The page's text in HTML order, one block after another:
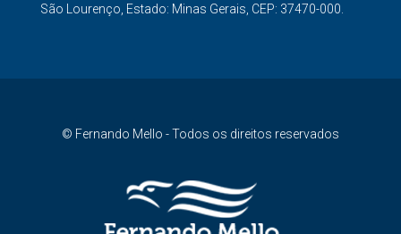
São Lourenço, Estado: Minas Gerais, CEP: 37470-000.
© Fernando Mello - Todos os direitos reservados